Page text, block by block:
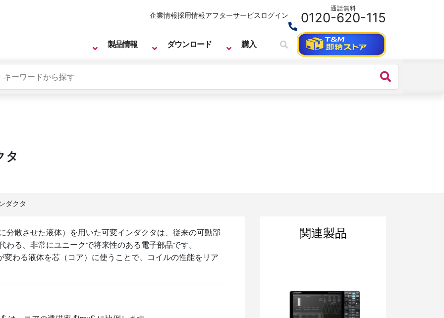
製品情報 ダウンロード 購入
企業情報採用情報アフターサービス ログイン
通話無料
0120-620-115
タ
ダクタ
分散させた液体）を用いた可変インダクタは、従来の可動部
る、非常にユニークで将来性のある電子部品です。
わる液体を芯（コア）に使うことで、コイルの性能をリア
関連製品